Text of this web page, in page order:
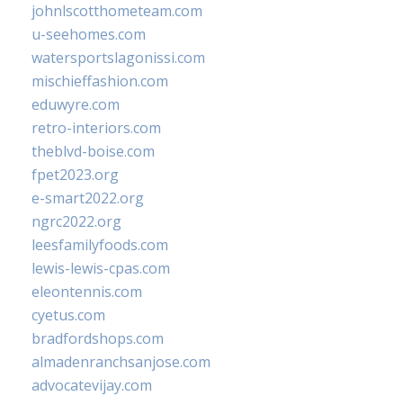
johnlscotthometeam.com
u-seehomes.com
watersportslagonissi.com
mischieffashion.com
eduwyre.com
retro-interiors.com
theblvd-boise.com
fpet2023.org
e-smart2022.org
ngrc2022.org
leesfamilyfoods.com
lewis-lewis-cpas.com
eleontennis.com
cyetus.com
bradfordshops.com
almadenranchsanjose.com
advocatevijay.com